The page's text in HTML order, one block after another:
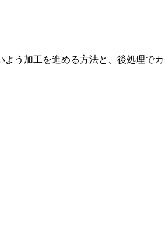
う加工を進める方法と、後処理で